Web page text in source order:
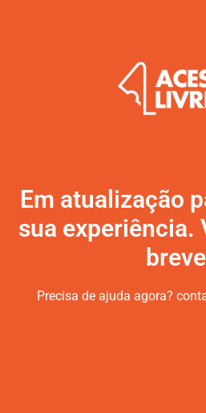
Em atualização
sua experiência.
Precisa de ajuda agora?